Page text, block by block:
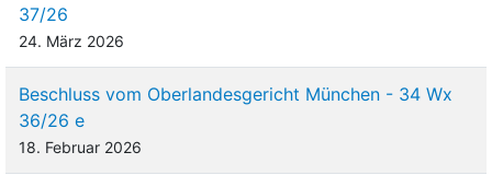
37/26
24. März 2026
Beschluss vom Oberlandesgericht München - 34 Wx
36/26 e
18. Februar 2026